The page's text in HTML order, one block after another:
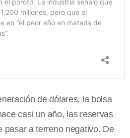
de dólares, la bolsa
casi un año, las reservas
pasar a terreno negativo. De